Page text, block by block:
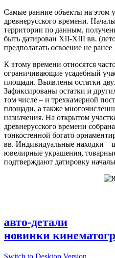
Самые ранние объекты на этом
древнерусского времени.
территории по данным,
быть датирован XII-XIII вв.
предполагать освоение не
К этому времени относятся
ограничивающие усадебный
площади. Выявлены остатки
Зафиксированы остатки и
том числе – и трехкамерной
площади, а также
назначения. На открытом
древнерусского времени
тонкостенной богато
вв. Индивидуальные находки –
ювелирные украшения,
подтверждают датировку
авто-детали
новинки
Switch to Desktop Version